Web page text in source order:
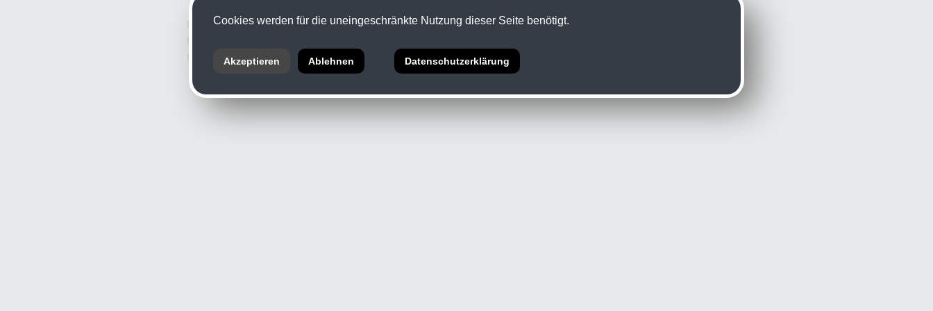
Informationspflicht nach § 5 Abs.1 ECG •Datenschutz
Branche: Fotografie
UID: ATU 11926709
Cookies werden für die uneingeschränkte Nutzung dieser Seite benötigt.
Akzeptieren Ablehnen Datenschutzerklärung